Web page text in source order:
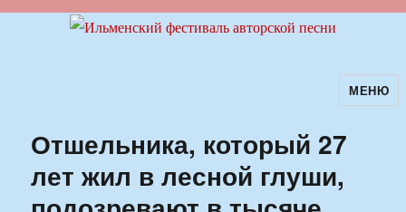
Ильменский фестиваль авторскойМЕНЮ
Отшельника, который 27
лет жил в лесной глуши,